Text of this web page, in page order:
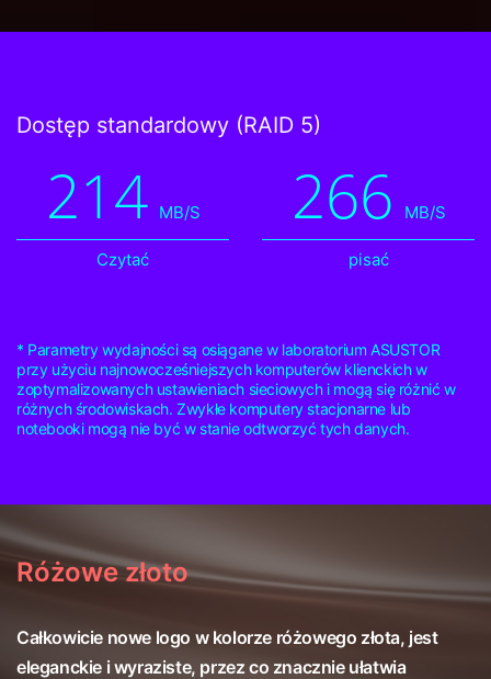
Dostęp standardowy (RAID 5)
214 MB/S
Czytać
266 MB/S
pisać
* Parametry wydajności są osiągane w laboratorium ASUSTOR
przy użyciu najnowocześniejszych komputerów klienckich w
zoptymalizowanych ustawieniach sieciowych i mogą się różnić w
różnych środowiskach. Zwykłe komputery stacjonarne lub
notebooki mogą nie być w stanie odtworzyć tych danych.
Różowe złoto
Całkowicie nowe logo w kolorze różowego złota, jest
eleganckie i wyraziste, przez co znacznie ułatwia